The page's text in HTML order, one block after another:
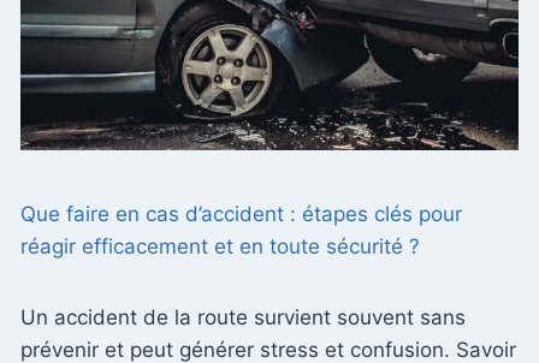
Que faire en cas d’accident : étapes clés pour
réagir efficacement et en toute sécurité ?
Un accident de la route survient souvent sans
prévenir et peut générer stress et confusion. Savoir